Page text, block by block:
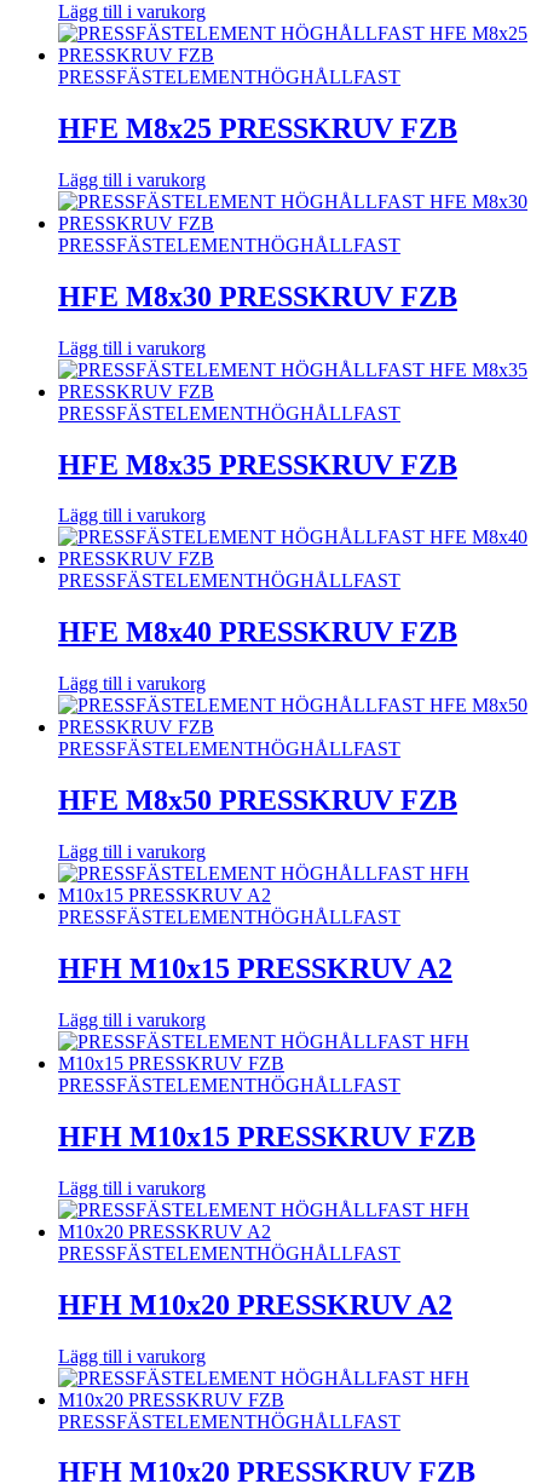
Lägg till i varukorg
PRESSFÄSTELEMENTHÖGHÅLLFAST
HFE M8x25 PRESSKRUV FZB
Lägg till i varukorg
PRESSFÄSTELEMENTHÖGHÅLLFAST
HFE M8x30 PRESSKRUV FZB
Lägg till i varukorg
PRESSFÄSTELEMENTHÖGHÅLLFAST
HFE M8x35 PRESSKRUV FZB
Lägg till i varukorg
PRESSFÄSTELEMENTHÖGHÅLLFAST
HFE M8x40 PRESSKRUV FZB
Lägg till i varukorg
PRESSFÄSTELEMENTHÖGHÅLLFAST
HFE M8x50 PRESSKRUV FZB
Lägg till i varukorg
PRESSFÄSTELEMENTHÖGHÅLLFAST
HFH M10x15 PRESSKRUV A2
Lägg till i varukorg
PRESSFÄSTELEMENTHÖGHÅLLFAST
HFH M10x15 PRESSKRUV FZB
Lägg till i varukorg
PRESSFÄSTELEMENTHÖGHÅLLFAST
HFH M10x20 PRESSKRUV A2
Lägg till i varukorg
PRESSFÄSTELEMENTHÖGHÅLLFAST
HFH M10x20 PRESSKRUV FZB